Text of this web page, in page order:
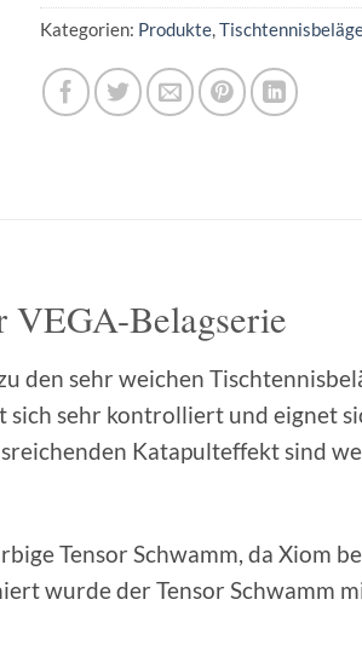
Kategorien: Produkte,
VEGA-Belagserie
den sehr weichen
sich sehr kontrolliert und eignet
Katapulteffekt sind
Tensor Schwamm, da Xiom
wurde der Tensor Schwamm